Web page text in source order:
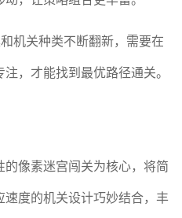
机关种类不断翻新，需要在
，才能找到最优路径通关。
像素迷宫闯关为核心，将简
度的机关设计巧妙结合，丰